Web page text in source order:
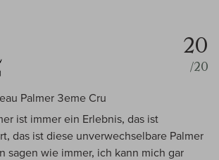
20
/20
Palmer 3eme Cru
ist immer ein Erlebnis, das ist
das ist diese unverwechselbare Palmer
sagen wie immer, ich kann mich gar